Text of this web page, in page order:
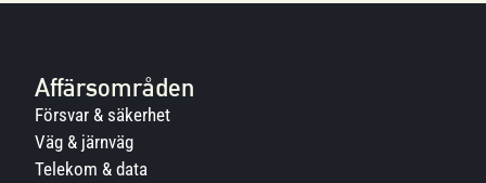
Affärsområden
Försvar & säkerhet
Väg & järnväg
Telekom & data